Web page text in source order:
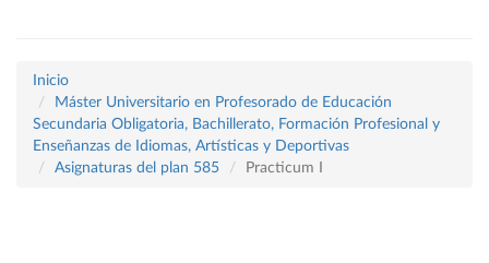
Inicio
Máster Universitario en Profesorado de Educación
Secundaria Obligatoria, Bachillerato, Formación Profesional y
Enseñanzas de Idiomas, Artísticas y Deportivas
Asignaturas del plan 585
Practicum I